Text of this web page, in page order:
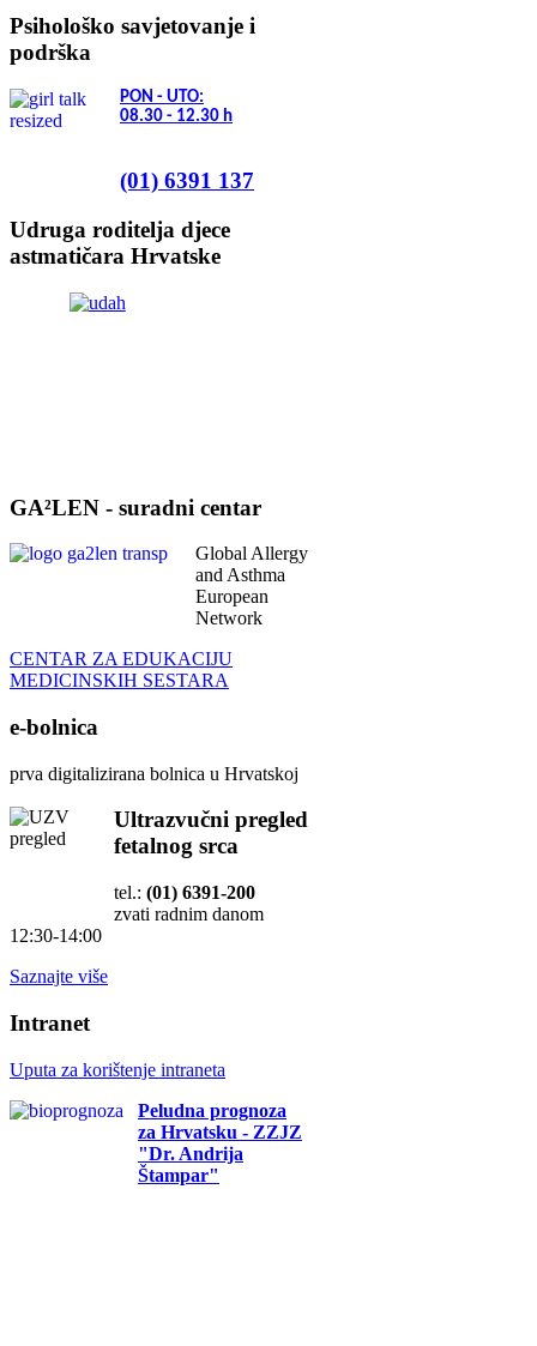
Psihološko savjetovanje i
podrška
PON - UTO:
08.30 - 12.30 h
(01) 6391 137
Udruga roditelja djece
astmatičara Hrvatske
GA²LEN - suradni centar
Global Allergy
and Asthma
European
Network
CENTAR ZA EDUKACIJU
MEDICINSKIH SESTARA
e-bolnica
prva digitalizirana bolnica u Hrvatskoj
Ultrazvučni pregled
fetalnog srca
tel.: (01) 6391-200
zvati radnim danom
12:30-14:00
Saznajte više
Intranet
Uputa za korištenje intraneta
Peludna prognoza
za Hrvatsku - ZZJZ
"Dr. Andrija
Štampar"